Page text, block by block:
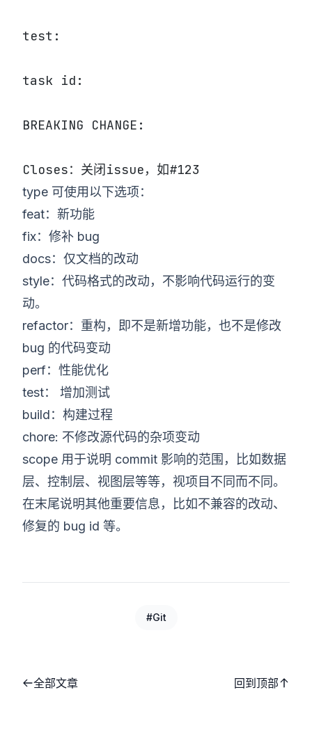
test:
task id:
BREAKING CHANGE:
Closes：关闭issue，如#123
type 可使用以下选项：
feat：新功能
fix：修补 bug
docs：仅文档的改动
style：代码格式的改动，不影响代码运行的变
动。
refactor：重构，即不是新增功能，也不是修改
bug 的代码变动
perf：性能优化
test： 增加测试
build：构建过程
chore: 不修改源代码的杂项变动
scope 用于说明 commit 影响的范围，比如数据
层、控制层、视图层等等，视项目不同而不同。
在末尾说明其他重要信息，比如不兼容的改动、
修复的 bug id 等。
#Git
全部文章 回到顶部